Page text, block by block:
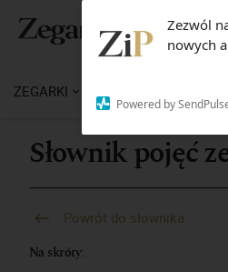
Zezwól
nowych
Powered by
ZEGARKI
Słownik pojęć
Powrót do słownika
Na skróty: